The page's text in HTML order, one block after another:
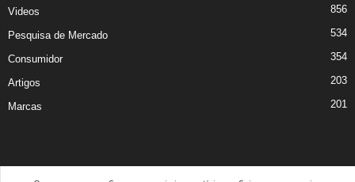
Videos 856
Pesquisa de Mercado 534
Consumidor 354
Artigos 203
Marcas 201